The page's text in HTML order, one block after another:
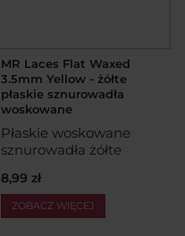
MR Laces Flat Waxed
3.5mm Yellow - żółte
płaskie sznurowadła
woskowane
Płaskie woskowane
sznurowadła żółte
8,99 zł
ZOBACZ WIĘCEJ